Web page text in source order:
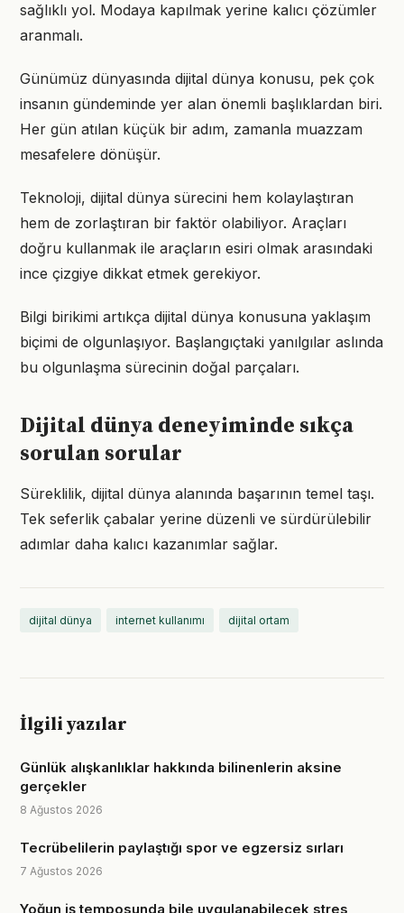
sağlıklı yol. Modaya kapılmak yerine kalıcı çözümler
aranmalı.
Günümüz dünyasında dijital dünya konusu, pek çok
insanın gündeminde yer alan önemli başlıklardan biri.
Her gün atılan küçük bir adım, zamanla muazzam
mesafelere dönüşür.
Teknoloji, dijital dünya sürecini hem kolaylaştıran
hem de zorlaştıran bir faktör olabiliyor. Araçları
doğru kullanmak ile araçların esiri olmak arasındaki
ince çizgiye dikkat etmek gerekiyor.
Bilgi birikimi artıkça dijital dünya konusuna yaklaşım
biçimi de olgunlaşıyor. Başlangıçtaki yanılgılar aslında
bu olgunlaşma sürecinin doğal parçaları.
Dijital dünya deneyiminde sıkça
sorulan sorular
Süreklilik, dijital dünya alanında başarının temel taşı.
Tek seferlik çabalar yerine düzenli ve sürdürülebilir
adımlar daha kalıcı kazanımlar sağlar.
dijital dünya internet kullanımı dijital ortam
İlgili yazılar
Günlük alışkanlıklar hakkında bilinenlerin aksine
gerçekler
8 Ağustos 2026
Tecrübelilerin paylaştığı spor ve egzersiz sırları
7 Ağustos 2026
Yoğun iş temposunda bile uygulanabilecek stres